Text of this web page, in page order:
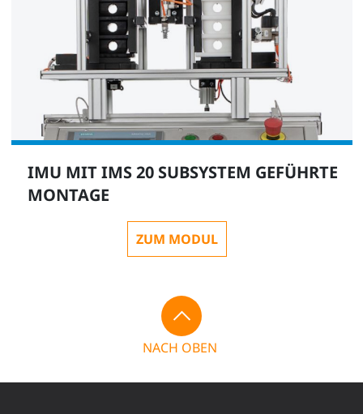
IMU MIT IMS 20 SUBSYSTEM GEFÜHRTE
MONTAGE
ZUM MODUL
NACH OBEN